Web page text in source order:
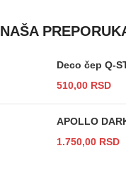
NAŠA
Deco čep Q-
510,00 RSD
APOLLO
1.750,00 RSD